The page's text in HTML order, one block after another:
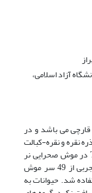
آزاد اسلامی،
می باشد و در
نقره و نقره-کبالت
بر وزن بدن و سطوح سرمی هورمونهای T3و T4 در موش صحرایی نر
بالغ مورد بررسی قرار گرفت. در این مطالعه تجربی از 49 سر موش
تقریبی 220-180 گرم استفاده شد. حیوانات به